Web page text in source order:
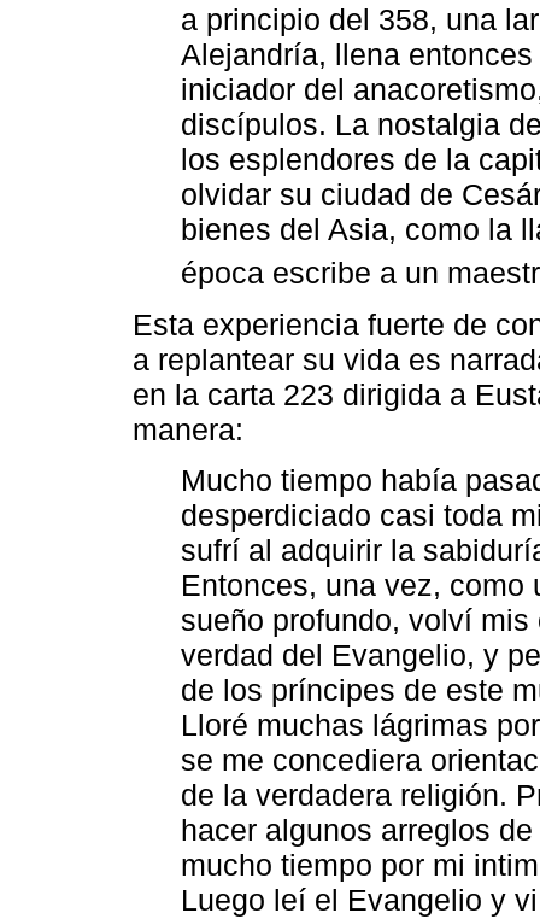
a principio del 358, una
Alejandría, llena
iniciador del
discípulos. La nostalgia
los esplendores de la
olvidar su ciudad de
bienes del Asia, como la
época escribe a un
Esta experiencia fuerte de
a replantear su vida es
en la carta 223 dirigida a
manera:
Mucho tiempo había
desperdiciado casi toda
sufrí al adquirir la
Entonces, una vez, como
sueño profundo, volví
verdad del Evangelio, y
de los príncipes de este
Lloré muchas lágrimas
se me concediera
de la verdadera religión.
hacer algunos arreglos
mucho tiempo por mi
Luego leí el Evangelio y